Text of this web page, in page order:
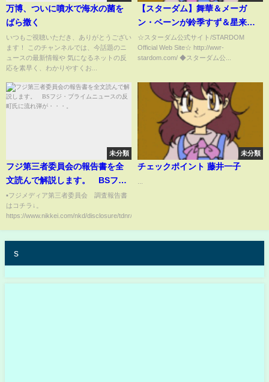
万博、ついに噴水で海水の菌を
ばら撒く
いつもご視聴いただき、ありがとうござい
ます！ このチャンネルでは、今話題のニ
ュースの最新情報や 気になるネットの反
応を素早く、わかりやすくお...
【スターダム】舞華＆メーガ
ン・ベーンが鈴季すず＆星来芽
依を下し、タッグリーグ初優
勝！-11.12長岡大会-
【STARDOM】
☆スターダム公式サイト/STARDOM
Official Web Site☆ http://wwr-
stardom.com/ ◆スターダム公...
未分類
フジ第三者委員会の報告書を全
文読んで解説します。 BSフ
ジ・プライムニュースの反町氏
に流れ弾が・・・。
▪️フジメディア第三者委員会 調査報告書
はコチラ↓。
https://www.nikkei.com/nkd/disclosure/tdnr/2...
未分類
チェックポイント 藤井一子
s